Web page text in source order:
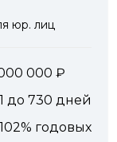
юр. лиц
000
до 730 дней
годовых